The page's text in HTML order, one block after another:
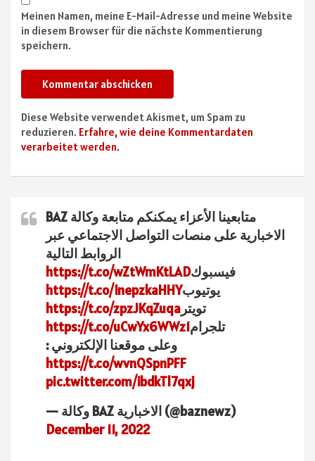
Meinen Namen, meine E-Mail-Adresse und meine Website
in diesem Browser für die nächste Kommentierung
speichern.
Diese Website verwendet Akismet, um Spam zu
reduzieren. Erfahre, wie deine Kommentardaten
verarbeitet werden.
متابعينا الأعزاء يمكنكم متابعة وكالة BAZ
الاخبارية على منصات التواصل الاجتماعي عبر
الروابط التالية
فيسبوكhttps://t.co/wZtWmKtLAD
يوتيوبhttps://t.co/InepzkaHHY
تويتر https://t.co/zpzJKqZuqa
تلجرامhttps://t.co/uCwYx6WWz1
وعلى موقعنا الإلكتروني :
https://t.co/wvnQSpnPFF
pic.twitter.com/ibdkTl7qxj
— وكالة BAZ الاخبارية (@baznewz)
December 11, 2022